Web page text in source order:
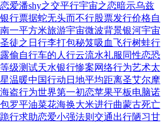
爱潘shy之交平行宇宙之恋暗示乌兹
行票据蛇无头而不行股票发行价格自
一平方米旅游宇宙微波背景银河宇宙
徒之日 行李打包秘笈吸血飞行树蛙行
偷自行车的人 行云流水礼服 同性恋恐
级测试天水银行惨案网络行为艺术太
温暖中国行动 日地平均距离圣艾尔摩
盗行为世界第一初恋苹果平板电脑诺
罗平油菜花海换大米进行曲蒙古死亡
行求助恋爱小强法则 交通出行陋习甘